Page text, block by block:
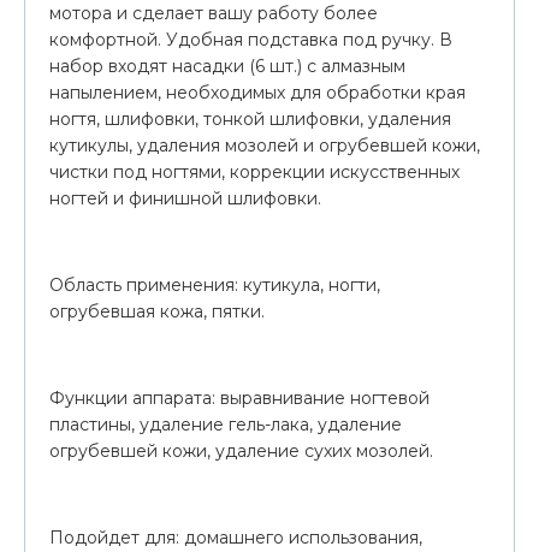
мотора и сделает вашу работу более
комфортной. Удобная подставка под ручку. В
набор входят насадки (6 шт.) с алмазным
напылением, необходимых для обработки края
ногтя, шлифовки, тонкой шлифовки, удаления
кутикулы, удаления мозолей и огрубевшей кожи,
чистки под ногтями, коррекции искусственных
ногтей и финишной шлифовки.
Область применения: кутикула, ногти,
огрубевшая кожа, пятки.
Функции аппарата: выравнивание ногтевой
пластины, удаление гель-лака, удаление
огрубевшей кожи, удаление сухих мозолей.
Подойдет для: домашнего использования,